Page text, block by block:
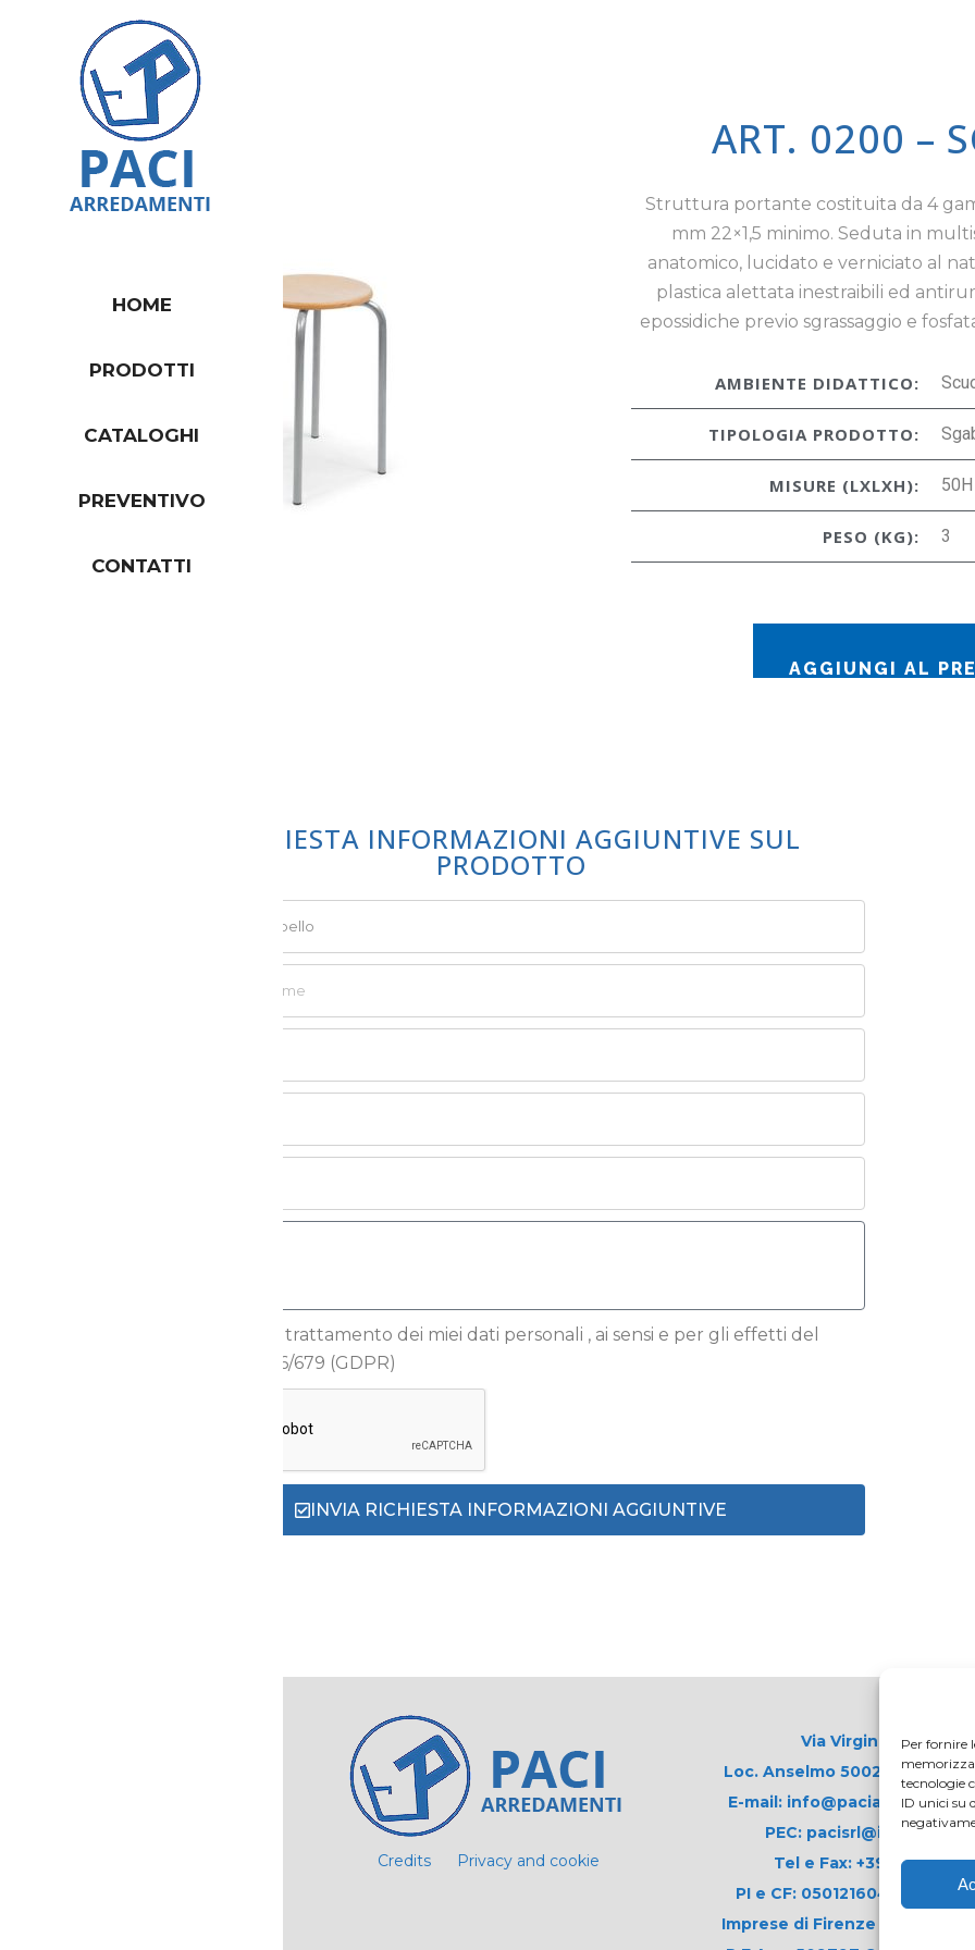
Per fornire
tecnologie
ID unici su
HOME
PRODOTTI
CATALOGHI
PREVENTIVO
CONTATTI
ART. 0200 –
Struttura portante costituita da 4
mm 22×1,5 minimo. Seduta in
anatomico, lucidato e verniciato al
plastica alettata inestraibili ed
epossidiche previo sgrassaggio e
AMBIENTE DIDATTICO:
TIPOLOGIA PRODOTTO:
MISURE (LXLXH): 50H
PESO (KG): 3
AGGIUNGI AL
RICHIESTA INFORMAZIONI AGGIUNTIVE SUL
PRODOTTO
Autorizzo il trattamento dei miei dati personali , ai sensi e per gli effetti del
Reg.to UE 2016/679 (GDPR)
INVIA RICHIESTA INFORMAZIONI AGGIUNTIVE
Credits Privacy and cookie
Via Virginio 358/360
Loc. Anselmo 50025
E-mail:
PEC:
Tel e Fax: +39 0571
PI e CF: 05012160486
Imprese di Firenze (già n.